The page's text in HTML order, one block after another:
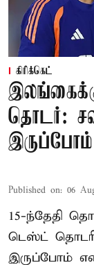
கிரிக்கெட்
தொடர்:
இருப்போம்
Published on: 06
15-ந்தேதி
டெஸ்ட்
இருப்போம்